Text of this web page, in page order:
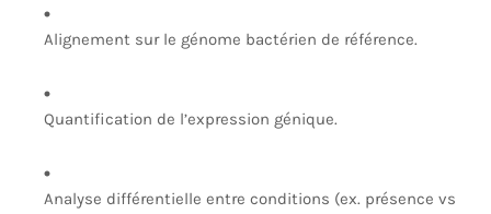
Alignement sur le génome bactérien de référence.
Quantification de l’expression génique.
Analyse différentielle entre conditions (ex. présence vs